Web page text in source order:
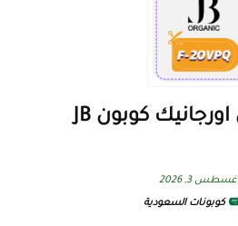
كود خصم جي بي اورجانيك كوبون JB
3, 2026
كوبونات السعودية